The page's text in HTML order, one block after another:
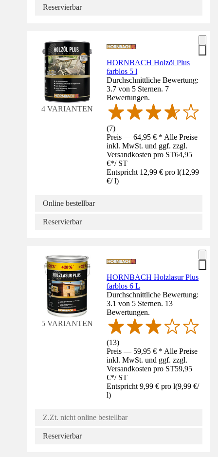
Reservierbar
4 VARIANTEN
HORNBACH Holzöl Plus
farblos 5 l
Durchschnittliche Bewertung:
3.7 von 5 Sternen. 7
Bewertungen.
(7)
Preis — 64,95 € * Alle Preise
inkl. MwSt. und ggf. zzgl.
Versandkosten pro ST64,95
€*/ ST
Entspricht 12,99 € pro l(12,99
€/ l)
Online bestellbar
Reservierbar
5 VARIANTEN
HORNBACH Holzlasur Plus
farblos 6 L
Durchschnittliche Bewertung:
3.1 von 5 Sternen. 13
Bewertungen.
(13)
Preis — 59,95 € * Alle Preise
inkl. MwSt. und ggf. zzgl.
Versandkosten pro ST59,95
€*/ ST
Entspricht 9,99 € pro l(9,99 €/
l)
Z.Zt. nicht online bestellbar
Reservierbar